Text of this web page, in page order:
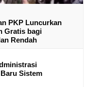
PKP Luncurkan
Gratis bagi
Rendah
Sistem